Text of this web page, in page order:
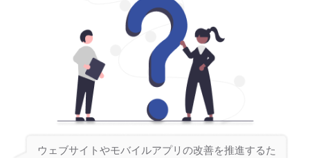
ウェブサイトやモバイルアプリの改善を推進するた